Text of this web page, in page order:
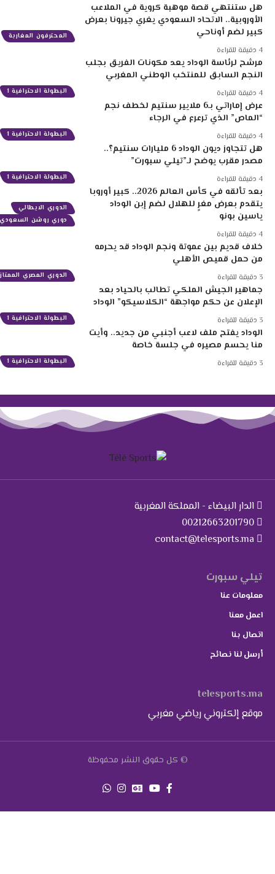
المحترفون المغاربة
هل ستنتهي قصة موهبة كروية في الملاعب
الأوروبية.. الاتحاد السعودي يغري جيرونا بعرض
كبير لضم أوناحي
البطولة الاحترافية 1
مرشح لرئاسة الوداد يعد مكونات الفريق بجلب
النجم السابق للمنتخب الوطني المغربي
البطولة الاحترافية 1
عرض إماراتي بـ6 ملايير سنتيم لخطف نجم
“الماص” الذي ترعرع في الرجاء
البطولة الاحترافية 1
هل تتجاوز ديون الوداد 6 مليارات سنتيم؟..
مصدر مقرب يوضح لـ”تيلي سبورت”
الدوري الايطالي
دوري روشن السعودي
بعد تألقه في كأس العالم 2026.. كبير أوروبا
يتقدم بعرض مغرٍ للهلال لضم إبن الوداد
ياسين بونو
الدوري المصري الممتاز
خلاف قديم بين عموتة ونجم الوداد قد يحرمه
من حمل قميص الأهلي
البطولة الاحترافية 1
جماهير الجيش الملكي تطالب بالحياد بعد
الإعلان عن حكم مواجهة “الكلاسيكو” الوداد
البطولة الاحترافية 1
الوداد يفتح ملف لاعب أجنبي من جديد.. وأيت
منا يحسم مصيره في جلسة خاصة
الدار البيضاء - المملكة المغربية
00212663201790
contact@telesports.ma
تيلي سبورت
معلومات عنا
اعمل معنا
اتصال بنا
أرسل لنا نصائح
telesports.ma
موقع إلكتروني رياضي مغربي
© كل حقوق النشر محفوظة